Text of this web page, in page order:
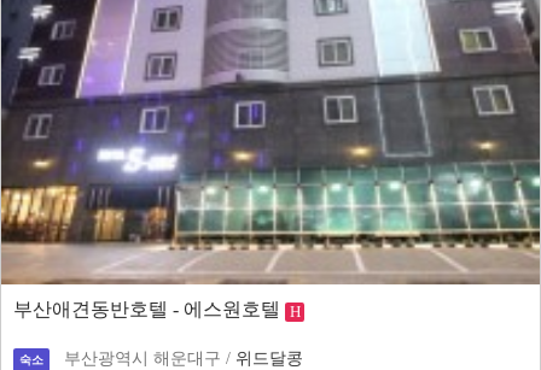
부산애견동반호텔 - 에스원호텔 H
숙소 부산광역시 해운대구 / 위드달콩